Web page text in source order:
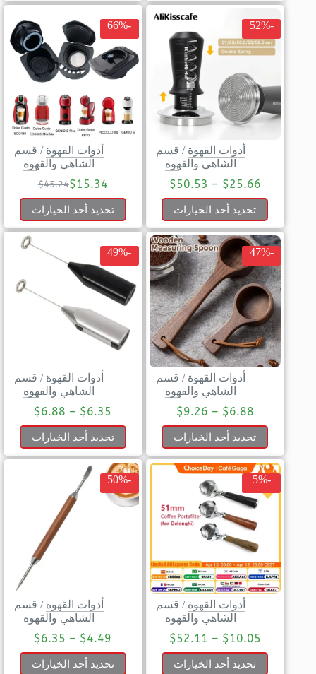
-52%
أدوات القهوة / قسم
الشاهي والقهوه
$25.66
–
$50.53
تحديد أحد الخيارات
-66%
أدوات القهوة / قسم
الشاهي والقهوه
$45.24$15.34
تحديد أحد الخيارات
-47%
أدوات القهوة / قسم
الشاهي والقهوه
$6.88
–
$9.26
تحديد أحد الخيارات
-49%
أدوات القهوة / قسم
الشاهي والقهوه
$6.35
–
$6.88
تحديد أحد الخيارات
-5%
أدوات القهوة / قسم
الشاهي والقهوه
$10.05
–
$52.11
تحديد أحد الخيارات
-50%
أدوات القهوة / قسم
الشاهي والقهوه
$4.49
–
$6.35
تحديد أحد الخيارات